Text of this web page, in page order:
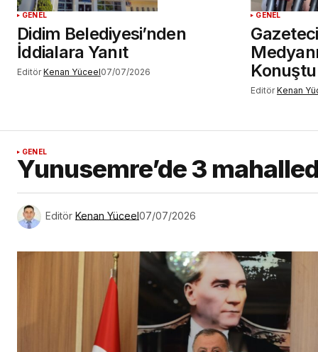
GENEL
Didim Belediyesi’nden
İddialara Yanıt
Editör Kenan Yüceel07/07/2026
GENEL
Konuştu
Editör Kenan
GENEL
Yunusemre’de 3
Editör Kenan Yüceel07/07/2026